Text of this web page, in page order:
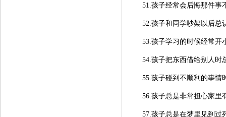
51.孩子经常会后悔那件事
52.孩子和同学吵架以后总
53.孩子学习的时候经常开
54.孩子把东西借给别人时
55.孩子碰到不顺利的事情
56.孩子总是非常担心家里
57.孩子总是在梦里见到过